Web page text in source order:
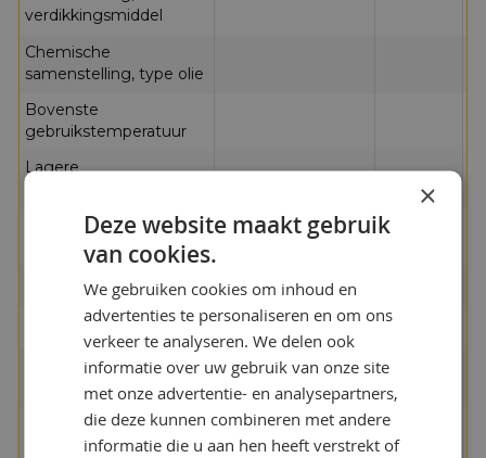
verdikkingsmiddel
Chemische
samenstelling, type olie
Bovenste
gebruikstemperatuur
Lagere
Kleurruimte
Bewerkte penetratie,
onderste grenswaarde
25 °C
DIN ISO
2137
Bewerkte penetratie,
bovenste grenswaarde
25 °C
DIN ISO
2137
×
Deze website maakt gebruik
van cookies.
We gebruiken cookies om inhoud en
advertenties te personaliseren en om ons
verkeer te analyseren. We delen ook
informatie over uw gebruik van onze site
met onze advertentie- en analysepartners,
die deze kunnen combineren met andere
informatie die u aan hen heeft verstrekt of